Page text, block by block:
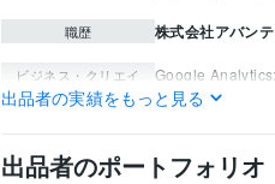
職歴 株式会社アバンテ
ビジネス・クリエイ
ティブツール
Google
Lightroom:10年
得意分野 イラスト作成・漫
出品者の実績をもっと見る
出品者のポートフォリオ